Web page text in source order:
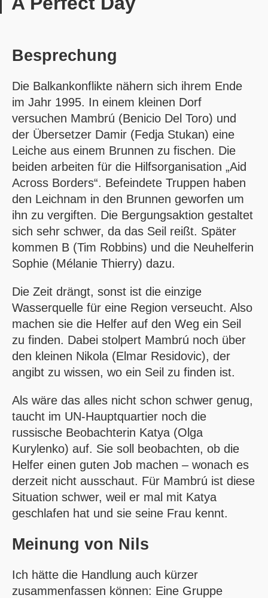
Besprechung
Die Balkankonflikte nähern sich ihrem Ende
im Jahr 1995. In einem kleinen Dorf
versuchen Mambrú (Benicio Del Toro) und
der Übersetzer Damir (Fedja Stukan) eine
Leiche aus einem Brunnen zu fischen. Die
beiden arbeiten für die Hilfsorganisation „Aid
Across Borders“. Befeindete Truppen haben
den Leichnam in den Brunnen geworfen um
ihn zu vergiften. Die Bergungsaktion gestaltet
sich sehr schwer, da das Seil reißt. Später
kommen B (Tim Robbins) und die Neuhelferin
Sophie (Mélanie Thierry) dazu.
Die Zeit drängt, sonst ist die einzige
Wasserquelle für eine Region verseucht. Also
machen sie die Helfer auf den Weg ein Seil
zu finden. Dabei stolpert Mambrú noch über
den kleinen Nikola (Elmar Residovic), der
angibt zu wissen, wo ein Seil zu finden ist.
Als wäre das alles nicht schon schwer genug,
taucht im UN-Hauptquartier noch die
russische Beobachterin Katya (Olga
Kurylenko) auf. Sie soll beobachten, ob die
Helfer einen guten Job machen – wonach es
derzeit nicht ausschaut. Für Mambrú ist diese
Situation schwer, weil er mal mit Katya
geschlafen hat und sie seine Frau kennt.
Meinung von Nils
Ich hätte die Handlung auch kürzer
zusammenfassen können: Eine Gruppe